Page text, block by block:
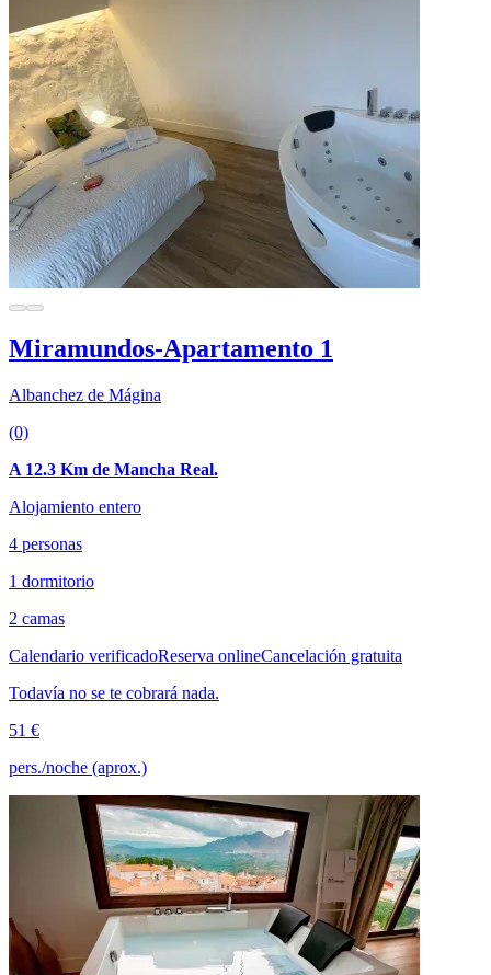
Miramundos-Apartamento 1
Albanchez de Mágina
(0)
A 12.3 Km de Mancha Real.
Alojamiento entero
4 personas
1 dormitorio
2 camas
Calendario verificadoReserva onlineCancelación gratuita
Todavía no se te cobrará nada.
51 €
pers./noche (aprox.)